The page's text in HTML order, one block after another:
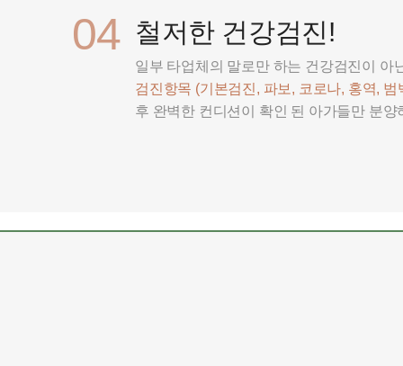
04 철저한 건강검진!
일부 타업체의 말로만 하는 건강검진이 아
검진항목 (기본검진, 파보, 코로나, 홍역, 범
후 완벽한 컨디션이 확인 된 아가들만 분양